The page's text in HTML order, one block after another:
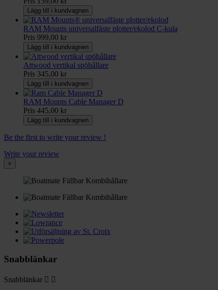
Lägg till i kundvagnen
RAM Mounts universalfäste plotter/ekolod C-kula
Pris 999,00 kr
Lägg till i kundvagnen
Attwood vertikal spöhållare
Pris 345,00 kr
Lägg till i kundvagnen
RAM Mounts Cable Manager D
Pris 445,00 kr
Lägg till i kundvagnen
Be the first to write your review !
Write your review
×
Snabblänkar
Snabblänkar  